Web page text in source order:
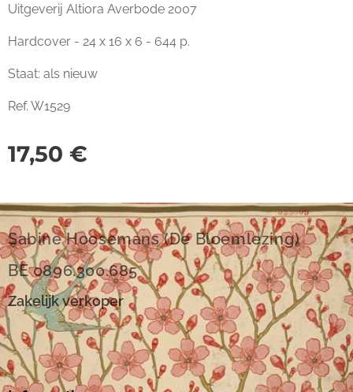
Uitgeverij Altiora Averbode 2007
Hardcover - 24 x 16 x 6 - 644 p.
Staat: als nieuw
Ref. W1529
17,50 €
Sabine Hoosemans (De Bloemlezing)
BE 0896.300.685
Zakelijk verkoper